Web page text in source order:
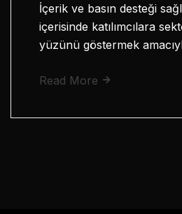
İçerik ve basın desteği
içerisinde katılımcılara
yüzünü göstermek
Read More